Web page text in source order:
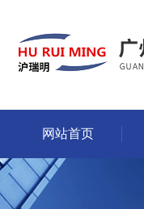
网站首页